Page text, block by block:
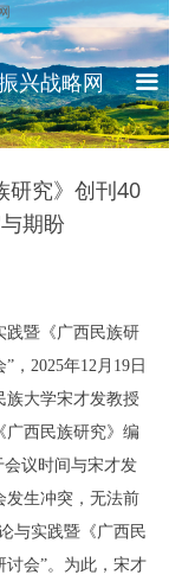
兴战略网 끀
研究》创刊40
期盼
践暨 《广西民族研
” ， 2025年12月 19 日
族大学宋才发教授
《广西民族研究》 编
会议时间与宋才发
发生冲突，无法前
与实践暨 《广西民
讨会”。为此 ， 宋才